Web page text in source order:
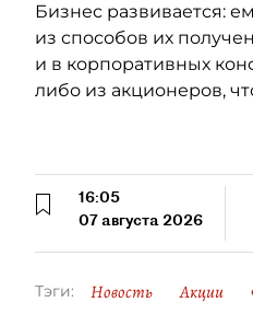
Бизнес развивается:
из способов их
и в корпоративных
либо из акционеров,
16:05
07 августа 2026
Тэги: Новость Акции